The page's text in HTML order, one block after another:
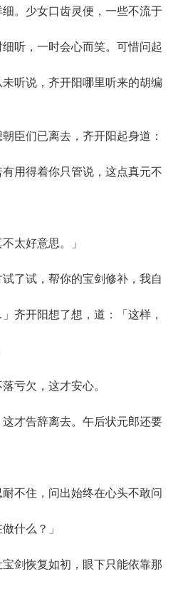
。少女口齿灵便，一些不流于
听，一时会心而笑。可惜问起
听说，齐开阳哪里听来的胡编
们已离去，齐开阳起身道：
用得着你只管说，这点真元不
太好意思。」
试，帮你的宝剑修补，我自
齐开阳想了想，道：「这样，
欠，这才安心。
才告辞离去。午后状元郎还要
住，问出始终在心头不敢问
什么？」
恢复如初，眼下只能依靠那